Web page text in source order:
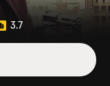
3.7